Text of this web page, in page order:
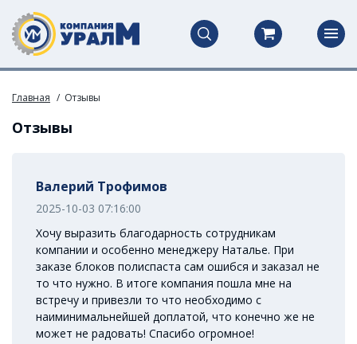
Главная Отзывы
Отзывы
Валерий Трофимов
2025-10-03 07:16:00
Хочу выразить благодарность сотрудникам
компании и особенно менеджеру Наталье. При
заказе блоков полиспаста сам ошибся и заказал не
то что нужно. В итоге компания пошла мне на
встречу и привезли то что необходимо с
наиминимальнейшей доплатой, что конечно же не
может не радовать! Спасибо огромное!